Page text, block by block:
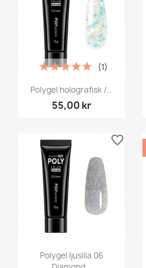
Polygel holografisk /...
55,00 kr
(1)
Polygel ljuslila 06
favorite_border